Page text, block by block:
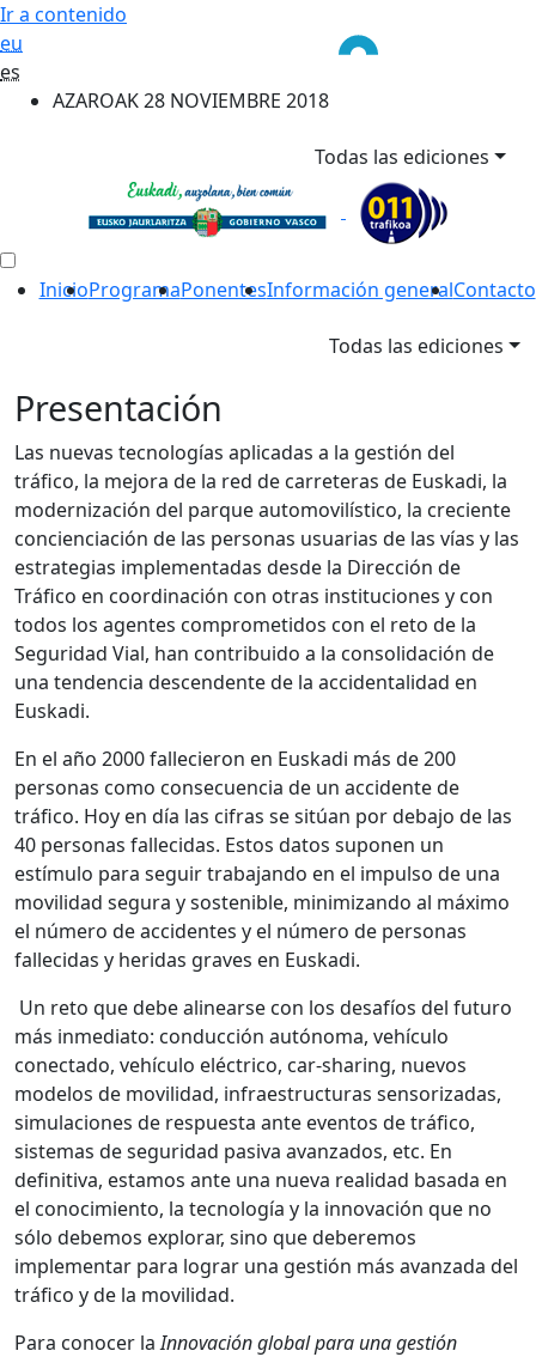
Ir a contenido
eu
es
AZAROAK 28 NOVIEMBRE 2018
Todas las ediciones
InicioProgramaPonentesInformación generalContacto
Todas las ediciones
Presentación
Las nuevas tecnologías aplicadas a la gestión del
tráfico, la mejora de la red de carreteras de Euskadi, la
modernización del parque automovilístico, la creciente
concienciación de las personas usuarias de las vías y las
estrategias implementadas desde la Dirección de
Tráfico en coordinación con otras instituciones y con
todos los agentes comprometidos con el reto de la
Seguridad Vial, han contribuido a la consolidación de
una tendencia descendente de la accidentalidad en
Euskadi.
En el año 2000 fallecieron en Euskadi más de 200
personas como consecuencia de un accidente de
tráfico. Hoy en día las cifras se sitúan por debajo de las
40 personas fallecidas. Estos datos suponen un
estímulo para seguir trabajando en el impulso de una
movilidad segura y sostenible, minimizando al máximo
el número de accidentes y el número de personas
fallecidas y heridas graves en Euskadi.
Un reto que debe alinearse con los desafíos del futuro
más inmediato: conducción autónoma, vehículo
conectado, vehículo eléctrico, car-sharing, nuevos
modelos de movilidad, infraestructuras sensorizadas,
simulaciones de respuesta ante eventos de tráfico,
sistemas de seguridad pasiva avanzados, etc. En
definitiva, estamos ante una nueva realidad basada en
el conocimiento, la tecnología y la innovación que no
sólo debemos explorar, sino que deberemos
implementar para lograr una gestión más avanzada del
tráfico y de la movilidad.
Para conocer la Innovación global para una gestión